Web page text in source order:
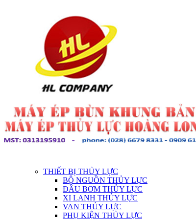
THIẾT BỊ THỦY LỰC
BỘ NGUỒN THỦY LỰC
ĐẦU BƠM THỦY LỰC
XI LANH THỦY LỰC
VAN THỦY LỰC
PHỤ KIỆN THỦY LỰC